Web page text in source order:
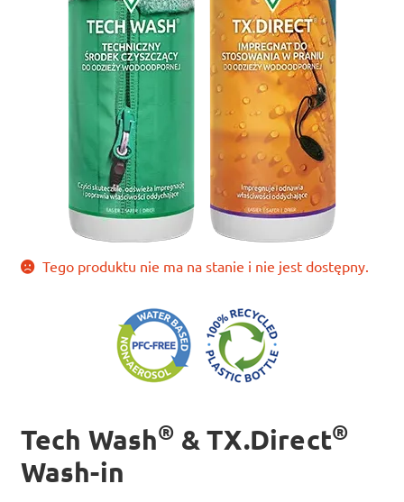
Tego produktu nie ma na stanie i nie jest dostępny.
Tech Wash® & TX.Direct®
Wash-in